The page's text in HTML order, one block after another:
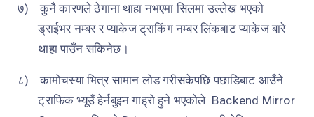
७)
कुनै कारणले ठेगाना थाहा नभएमा सिलमा उल्लेख भएको
ड्राईभर नम्बर र प्याकेज ट्राकिंग नम्बर लिंकबाट प्याकेज बारे
थाहा पाउँन सकिनेछ।
८)
कामोचस्या भित्र सामान लोड गरीसकेपछि पछाडिबाट आउँने
ट्राफिक भ्यूउँ हेर्नबुझ्न गाह्रो हुने भएकोले Backend Mirror